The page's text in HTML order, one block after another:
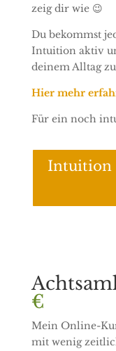
zeig dir wie 😉
Du bekommst
Intuition aktiv
deinem Alltag
Hier mehr
Für ein noch
Intuition
€
Mein Online-
mit wenig